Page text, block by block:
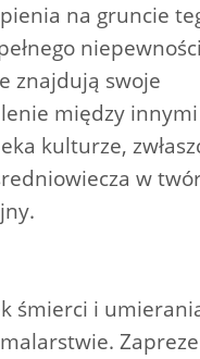
na gruncie
znajdują swoje
między
kulturze,
w
śmierci i